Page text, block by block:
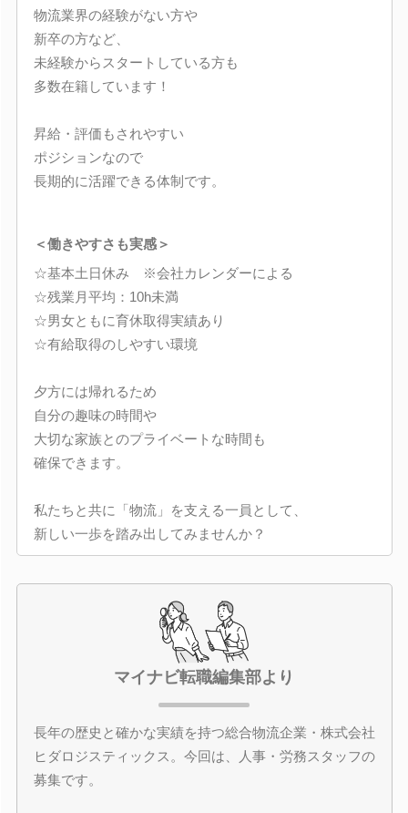
物流業界の経験がない方や
新卒の方など、
未経験からスタートしている方も
多数在籍しています！
昇給・評価もされやすい
ポジションなので
長期的に活躍できる体制です。
＜働きやすさも実感＞
☆基本土日休み ※会社カレンダーによる
☆残業月平均：10h未満
☆男女ともに育休取得実績あり
☆有給取得のしやすい環境
夕方には帰れるため
自分の趣味の時間や
大切な家族とのプライベートな時間も
確保できます。
私たちと共に「物流」を支える一員として、
新しい一歩を踏み出してみませんか？
マイナビ転職編集部より
長年の歴史と確かな実績を持つ総合物流企業・株式会社
ヒダロジスティックス。今回は、人事・労務スタッフの
募集です。